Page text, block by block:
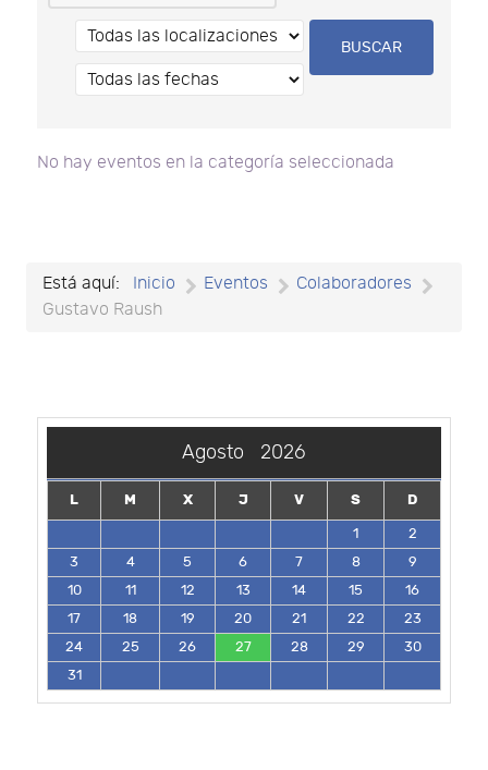
No hay eventos en la categoría seleccionada
Está aquí: Inicio Eventos
Colaboradores
Gustavo Raush
Agosto 2026
L M X J V S
D
1
2
3
4 5 6 7 8
9
10
11 12 13 14 15
16
17
18 19 20 21 22
23
24
25 26 27 28 29
30
31